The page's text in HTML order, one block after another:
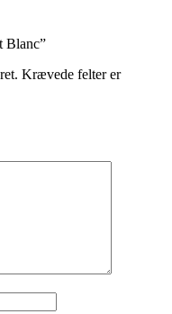
Blanc”
Krævede felter er